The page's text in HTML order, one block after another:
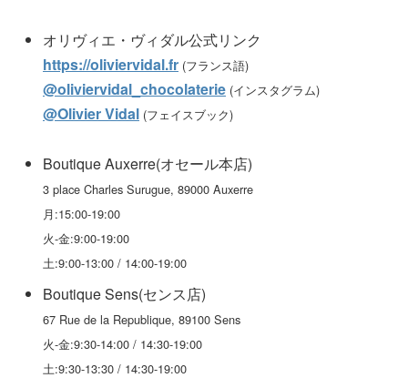
オリヴィエ・ヴィダル公式リンク
https://oliviervidal.fr (フランス語)
@oliviervidal_chocolaterie (インスタグラム)
@Olivier Vidal (フェイスブック)
Boutique Auxerre(オセール本店)
3 place Charles Surugue, 89000 Auxerre
月:15:00-19:00
火-金:9:00-19:00
土:9:00-13:00 / 14:00-19:00
Boutique Sens(センス店)
67 Rue de la Republique, 89100 Sens
火-金:9:30-14:00 / 14:30-19:00
土:9:30-13:30 / 14:30-19:00